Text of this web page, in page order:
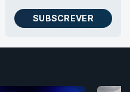
SUBSCREVER
AS NEWSLETTERS RTP